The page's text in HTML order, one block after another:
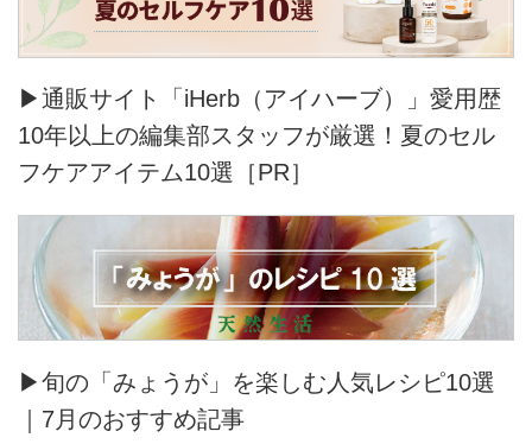
▶通販サイト「iHerb（アイハーブ）」愛用歴
10年以上の編集部スタッフが厳選！夏のセル
フケアアイテム10選［PR］
▶旬の「みょうが」を楽しむ人気レシピ10選
｜7月のおすすめ記事